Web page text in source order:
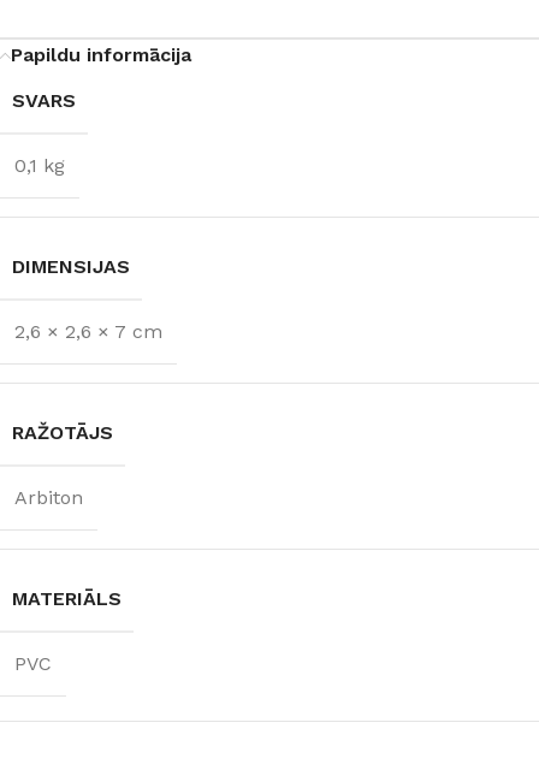
Papildu informācija
SVARS
0,1 kg
DIMENSIJAS
2,6 × 2,6 × 7 cm
RAŽOTĀJS
Arbiton
MATERIĀLS
PVC